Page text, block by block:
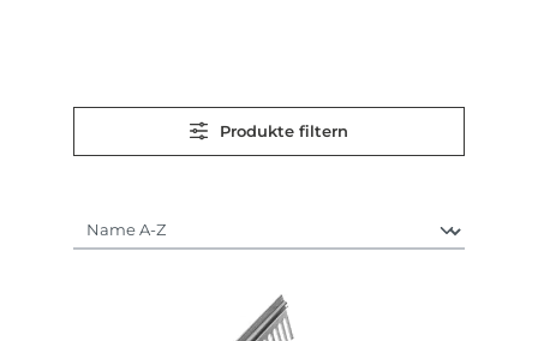
Produkte filtern